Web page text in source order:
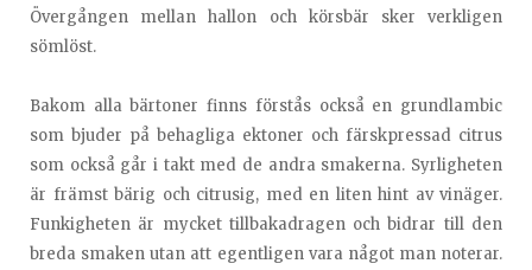
Övergången mellan hallon och körsbär sker verkligen
sömlöst.
Bakom alla bärtoner finns förstås också en grundlambic
som bjuder på behagliga ektoner och färskpressad citrus
som också går i takt med de andra smakerna. Syrligheten
är främst bärig och citrusig, med en liten hint av vinäger.
Funkigheten är mycket tillbakadragen och bidrar till den
breda smaken utan att egentligen vara något man noterar.